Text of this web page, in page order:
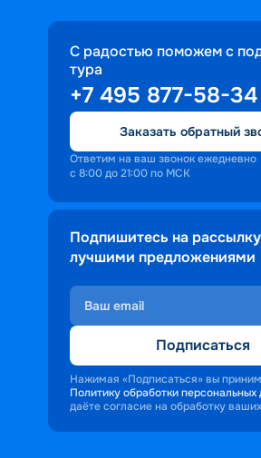
С радостью поможем с
тура
+7 495 877-58-34
Заказать обратный
Ответим на ваш звонок ежедневно
с 8:00 до 21:00 по МСК
Подпишитесь на
лучшими предложениями
Подписаться
Нажимая «Подписаться» вы
Политику обработки персональных
даёте согласие на обработку